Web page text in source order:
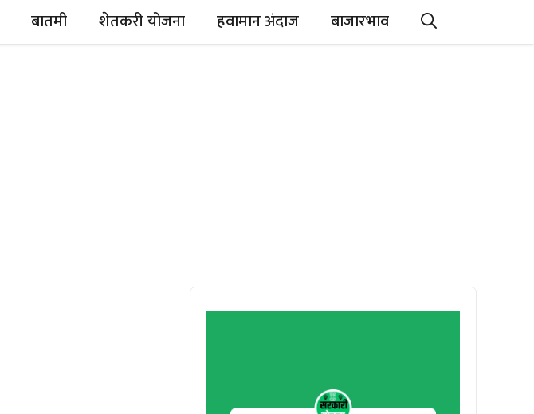
बातमी शेतकरी योजना हवामान अंदाज बाजारभाव